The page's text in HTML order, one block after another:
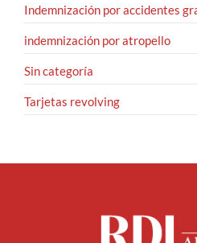
Indemnización por accidentes
indemnización por atropello
Sin categoría
Tarjetas revolving